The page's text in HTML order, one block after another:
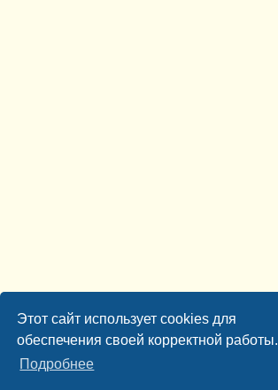
Этот сайт использует cookies для
обеспечения своей корректной работы.
Подробнее